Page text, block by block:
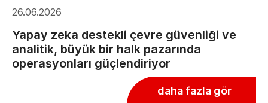
26.06.2026
Yapay zeka destekli çevre güvenliği ve
analitik, büyük bir halk pazarında
operasyonları güçlendiriyor
daha fazla gör